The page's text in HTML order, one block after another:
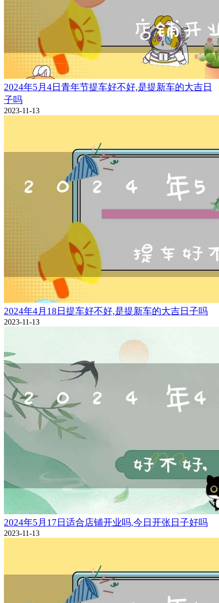
2024年5月4日青年节提车好不好,是提新车的大吉日
子吗
2023-11-13
2024年4月18日提车好不好,是提新车的大吉日子吗
2023-11-13
2024年5月17日适合店铺开业吗,今日开张日子好吗
2023-11-13